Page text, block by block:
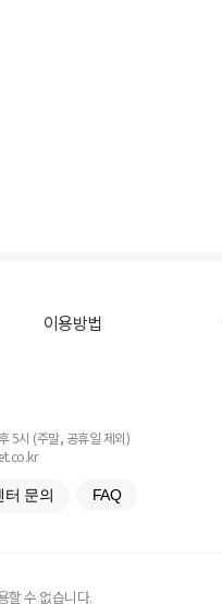
이용방법
5시 (주말, 공휴일 제외)
터 문의 FAQ
할 수 없습니다.